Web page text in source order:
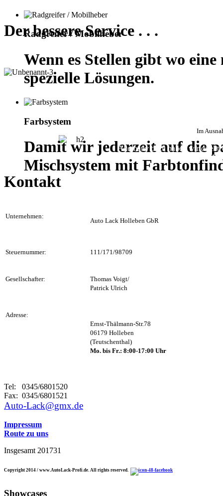
Radgreifer / Mobilheber
Wenn es Stellen gibt wo
spezielle Lösungen.
Farbsystem
Damit wir jederzeit auf die
Mischsystem mit
Der bessere Service . . .
Im
Alternativ dazu haben wir direkt
bis zum
Kontakt
Unternehmen:
Auto Lack Holleben GbR
Steuernummer: 111/171/98709
Gesellschafter:
Thomas Voigt/
Patrick Ulrich
Adresse:
Ernst-Thälmann-Str.78
06179 Holleben
(Teutschenthal)
Mo. bis Fr.: 8:00-17:00 Uhr
Tel: 0345/6801520
Fax: 0345/6801521
Auto-Lack@gmx.de
Impressum
Route zu uns
Insgesamt 201731
Copyright 2014 / www.AutoLack-Profi.de. All rights reserved.
Showcases